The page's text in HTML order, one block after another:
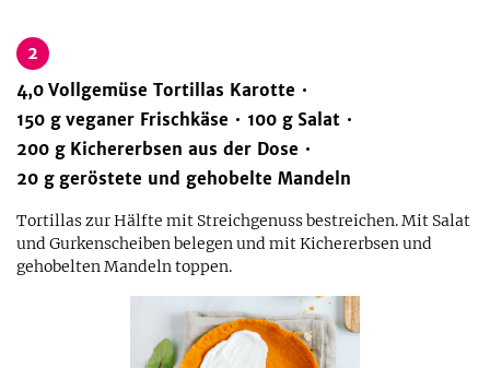
2
4,0 Vollgemüse Tortillas Karotte
150 g veganer Frischkäse 100 g Salat
200 g Kichererbsen aus der Dose
20 g geröstete und gehobelte Mandeln
Tortillas zur Hälfte mit Streichgenuss bestreichen. Mit Salat
und Gurkenscheiben belegen und mit Kichererbsen und
gehobelten Mandeln toppen.